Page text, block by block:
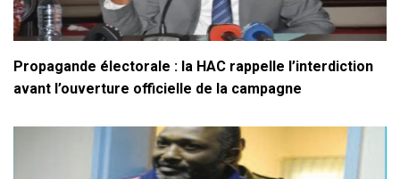
Propagande électorale : la HAC rappelle l’interdiction
avant l’ouverture officielle de la campagne